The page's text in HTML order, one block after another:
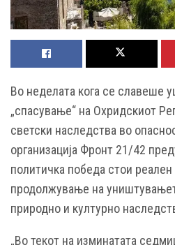
Во неделата кога се славеше
„спасување“ на Охридскиот
светски наследства во
организација Фронт 21/42
политичка победа стои
продолжување на
природно и културно
„Во текот на изминатата